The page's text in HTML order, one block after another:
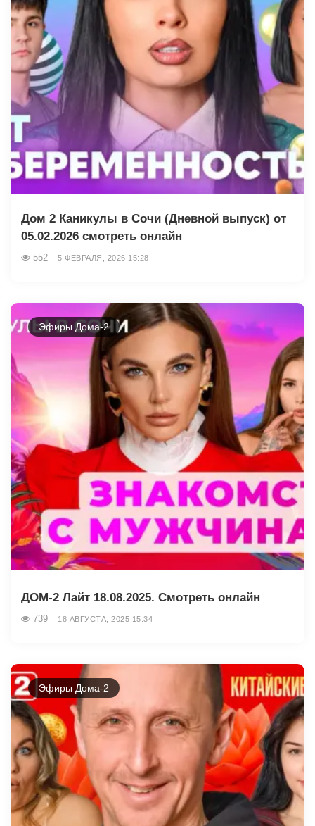
Дом 2 Каникулы в Сочи (Дневной выпуск) от
05.02.2026 смотреть онлайн
552 5 ФЕВРАЛЯ, 2026 15:28
Эфиры Дома-2
ДОМ-2 Лайт 18.08.2025. Смотреть онлайн
739 18 АВГУСТА, 2025 15:34
Эфиры Дома-2